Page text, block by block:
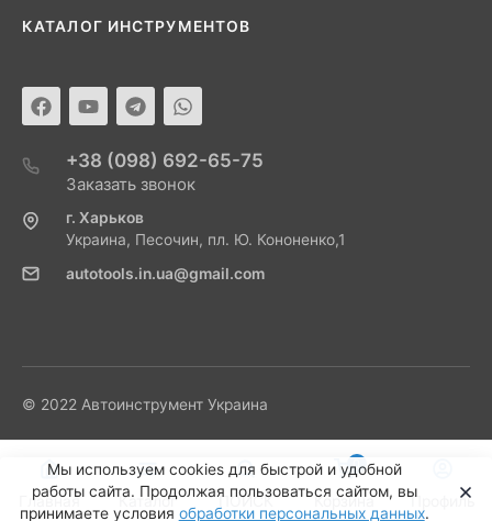
КАТАЛОГ ИНСТРУМЕНТОВ
+38 (098) 692-65-75
Заказать звонок
г. Харьков
Украина, Песочин, пл. Ю. Кононенко,1
autotools.in.ua@gmail.com
© 2022 Автоинструмент Украина
Мы используем cookies для быстрой и удобной
работы сайта. Продолжая пользоваться сайтом, вы
принимаете условия обработки персональных данных.
Главная Каталог ПОИСК
0
Корзина Профиль